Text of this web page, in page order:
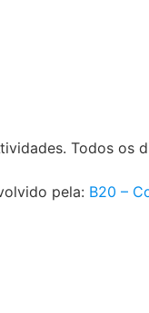
Todos os
pela: B20 –